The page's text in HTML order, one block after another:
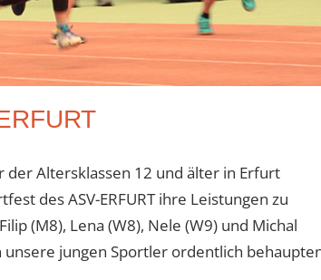
Altersklassen 12 und älter in Erfurt
des ASV-ERFURT ihre Leistungen zu
(M8), Lena (W8), Nele (W9) und Michal
jungen Sportler ordentlich